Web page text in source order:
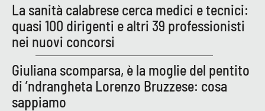
PROGETTI
SPECIALI
Buona Sanità Calabria
LA
CALABRIAVISIONE
La sanità calabrese cerca medici e tecnici:
quasi 100 dirigenti e altri 39 professionisti
nei nuovi concorsi
Giuliana scomparsa, è la moglie del pentito
di ’ndrangheta Lorenzo Bruzzese: cosa
sappiamo